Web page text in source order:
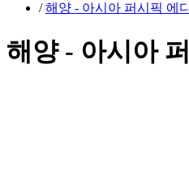
/ 해양 - 아시아 퍼시픽 에
해양 - 아시아